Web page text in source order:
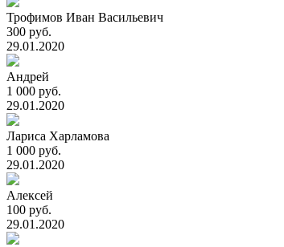
Трофимов Иван Васильевич
300 руб.
29.01.2020
Андрей
1 000 руб.
29.01.2020
Лариса Харламова
1 000 руб.
29.01.2020
Алексей
100 руб.
29.01.2020